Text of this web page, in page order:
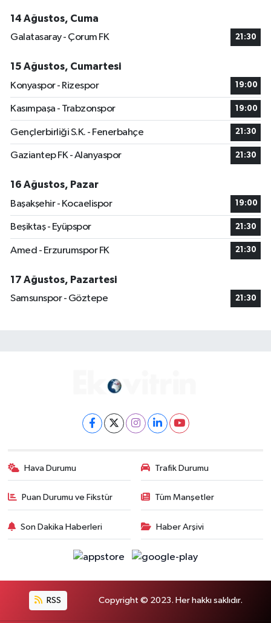
14 Ağustos, Cuma
Galatasaray - Çorum FK
21:30
15 Ağustos, Cumartesi
Konyaspor - Rizespor
19:00
Kasımpaşa - Trabzonspor 19:00
Gençlerbirliği S.K. - Fenerbahçe 21:30
Gaziantep FK - Alanyaspor 21:30
16 Ağustos, Pazar
Başakşehir - Kocaelispor
19:00
Beşiktaş - Eyüpspor 21:30
Amed - Erzurumspor FK 21:30
17 Ağustos, Pazartesi
Samsunspor - Göztepe
21:30
Hava Durumu Trafik Durumu
Puan Durumu ve Fikstür Tüm Manşetler
Son Dakika Haberleri Haber Arşivi
RSS Copyright © 2023. Her hakkı saklıdır.